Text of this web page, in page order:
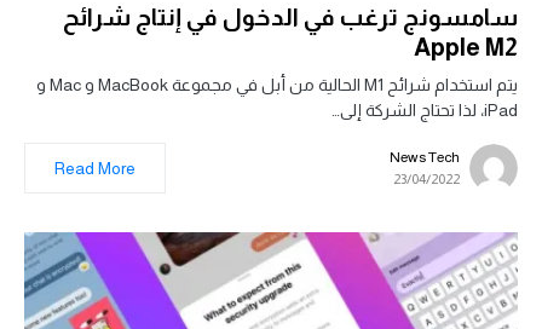
سامسونج ترغب في الدخول في إنتاج شرائح
Apple M2
يتم استخدام شرائح M1 الحالية من أبل في مجموعة MacBook و Mac و
iPad، لذا تحتاج الشركة إلى…
News Tech
23/04/2022
Read More